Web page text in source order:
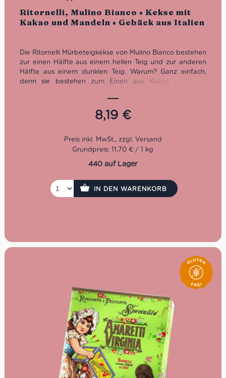
Ritornelli, Mulino Bianco • Kekse mit
Kakao und Mandeln • Gebäck aus Italien
Die Ritornelli Mürbeteigkekse von Mulino Bianco bestehen
zur einen Hälfte aus einem hellen Teig und zur anderen
Hälfte aus einem dunklen Teig. Warum? Ganz einfach,
denn sie bestehen zum Einen aus Kakao und zum
die Ritornelli Kekse nicht nur farblich zu einem Highlight,
sondern auch geschmacklich einfach einzigartig. Perfekt
zum Kaffee oder als süßer Snack zwischendurch.
8,19 €
mit5.00von
5
Grundpreis: 11,70 € / 1 kg
440 auf Lager
IN DEN WARENKORB